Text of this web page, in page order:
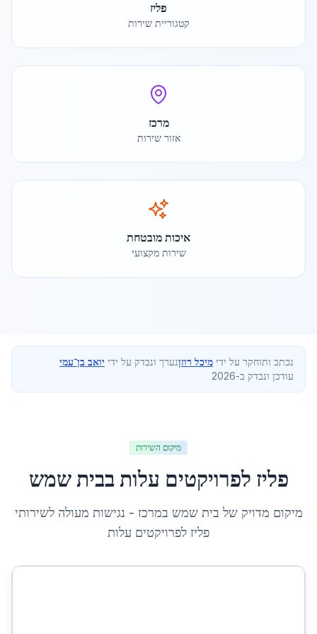
פליז
קטגוריית שירות
מרכז
אזור שירות
איכות מובטחת
שירות מקצועי
נכתב ותוחקר על ידי מיכל רוזןנערך ונבדק על ידי יואב בן־עמי
עודכן ונבדק ב-2026
מיקום השירות
פליז לפרויקטים עלות בבית שמש
מיקום מדויק של בית שמש במרכז - נגישות מעולה לשירותי
פליז לפרויקטים עלות